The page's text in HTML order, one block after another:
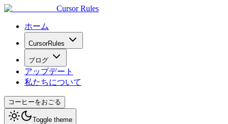
Cursor Rules
ホーム
CursorRules
ブログ
アップデート
私たちについて
コーヒーをおごる
Toggle theme